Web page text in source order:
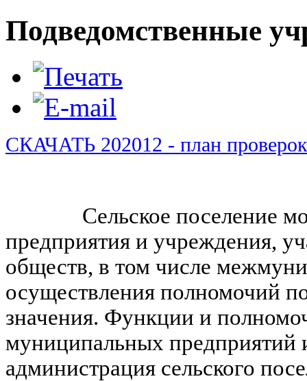
Подведомственные
СКАЧАТЬ 202012 - план
Сельское поселение
предприятия и учреждения,
обществ, в том числе
осуществления полномочий
значения. Функции и
муниципальных предприятий
администрация сельского